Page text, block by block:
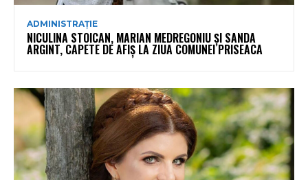
ADMINISTRAȚIE
NICULINA STOICAN, MARIAN MEDREGONIU ȘI SANDA
ARGINT, CAPETE DE AFIȘ LA ZIUA COMUNEI PRISEACA